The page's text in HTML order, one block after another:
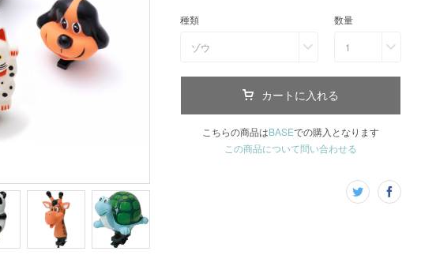
種類
ゾウ
数量
1
カートに入れる
こちらの商品はBASEでの購入となります
この商品について問い合わせる